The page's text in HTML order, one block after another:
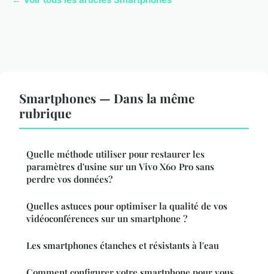
Smartphones — Dans la même
rubrique
Quelle méthode utiliser pour restaurer les
paramètres d'usine sur un Vivo X60 Pro sans
perdre vos données?
Quelles astuces pour optimiser la qualité de vos
vidéoconférences sur un smartphone ?
Les smartphones étanches et résistants à l'eau